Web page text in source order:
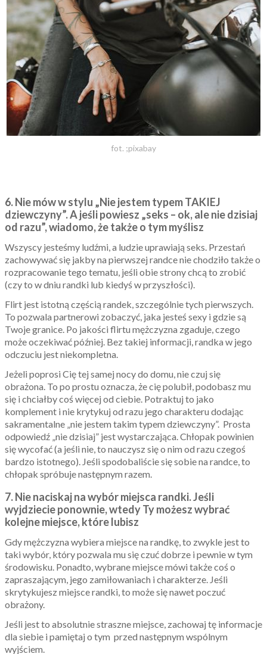
fot. ;pixabay
6. Nie mów w stylu „Nie jestem typem TAKIEJ
dziewczyny”. A jeśli powiesz „seks – ok, ale nie dzisiaj
od razu”, wiadomo, że także o tym myślisz
Wszyscy jesteśmy ludźmi, a ludzie uprawiają seks. Przestań
zachowywać się jakby na pierwszej randce nie chodziło także o
rozpracowanie tego tematu, jeśli obie strony chcą to zrobić
(czy to w dniu randki lub kiedyś w przyszłości).
Flirt jest istotną częścią randek, szczególnie tych pierwszych.
To pozwala partnerowi zobaczyć, jaka jesteś sexy i gdzie są
Twoje granice. Po jakości flirtu mężczyzna zgaduje, czego
może oczekiwać później. Bez takiej informacji, randka w jego
odczuciu jest niekompletna.
Jeżeli poprosi Cię tej samej nocy do domu, nie czuj się
obrażona. To po prostu oznacza, że ​​cię polubił, podobasz mu
się i chciałby coś więcej od ciebie. Potraktuj to jako
komplement i nie krytykuj od razu jego charakteru dodając
sakramentalne „nie jestem takim typem dziewczyny”. Prosta
odpowiedź „nie dzisiaj” jest wystarczająca. Chłopak powinien
się wycofać (a jeśli nie, to nauczysz się o nim od razu czegoś
bardzo istotnego). Jeśli spodobaliście się sobie na randce, to
chłopak spróbuje następnym razem.
7. Nie naciskaj na wybór miejsca randki. Jeśli
wyjdziecie ponownie, wtedy Ty możesz wybrać
kolejne miejsce, które lubisz
Gdy mężczyzna wybiera miejsce na randkę, to zwykle jest to
taki wybór, który pozwala mu się czuć dobrze i pewnie w tym
środowisku. Ponadto, wybrane miejsce mówi także coś o
zapraszającym, jego zamiłowaniach i charakterze. Jeśli
skrytykujesz miejsce randki, to może się nawet poczuć
obrażony.
Jeśli jest to absolutnie straszne miejsce, zachowaj tę informacje
dla siebie i pamiętaj o tym przed następnym wspólnym
wyjściem.